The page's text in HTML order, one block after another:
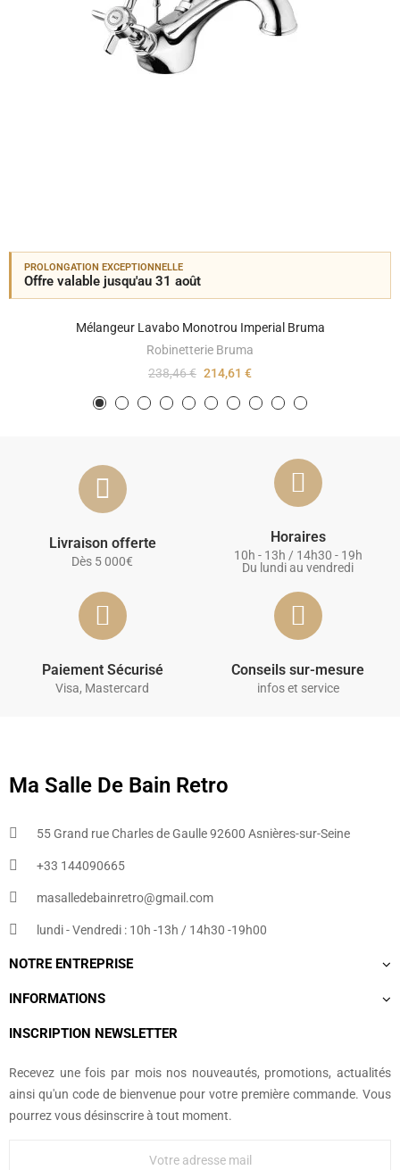
PROLONGATION EXCEPTIONNELLE
Offre valable jusqu'au 31 août
Mélangeur Lavabo Monotrou Imperial Bruma
Robinetterie Bruma
238,46 € 214,61 €
Livraison offerte
Dès 5 000€
Horaires
10h - 13h / 14h30 - 19h
Du lundi au vendredi
Paiement Sécurisé
Visa, Mastercard
Conseils sur-mesure
infos et service
Ma Salle De Bain Retro
55 Grand rue Charles de Gaulle 92600 Asnières-sur-Seine
+33 144090665​
masalledebainretro@gmail.com
lundi - Vendredi : 10h -13h / 14h30 -19h00
NOTRE ENTREPRISE
INFORMATIONS
INSCRIPTION NEWSLETTER
Recevez une fois par mois nos nouveautés, promotions, actualités
ainsi qu'un code de bienvenue pour votre première commande. Vous
pourrez vous désinscrire à tout moment.